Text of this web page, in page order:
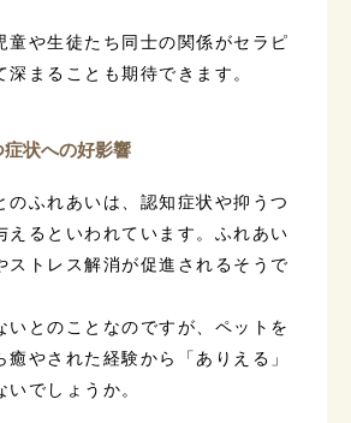
童や生徒たち同士の関係がセラピ
まることも期待できます。
状への好影響
のふれあいは、認知症状や抑うつ
えるといわれています。ふれあい
ストレス解消が促進されるそうで
いとのことなのですが、ペットを
やされた経験から「ありえる」
でしょうか。